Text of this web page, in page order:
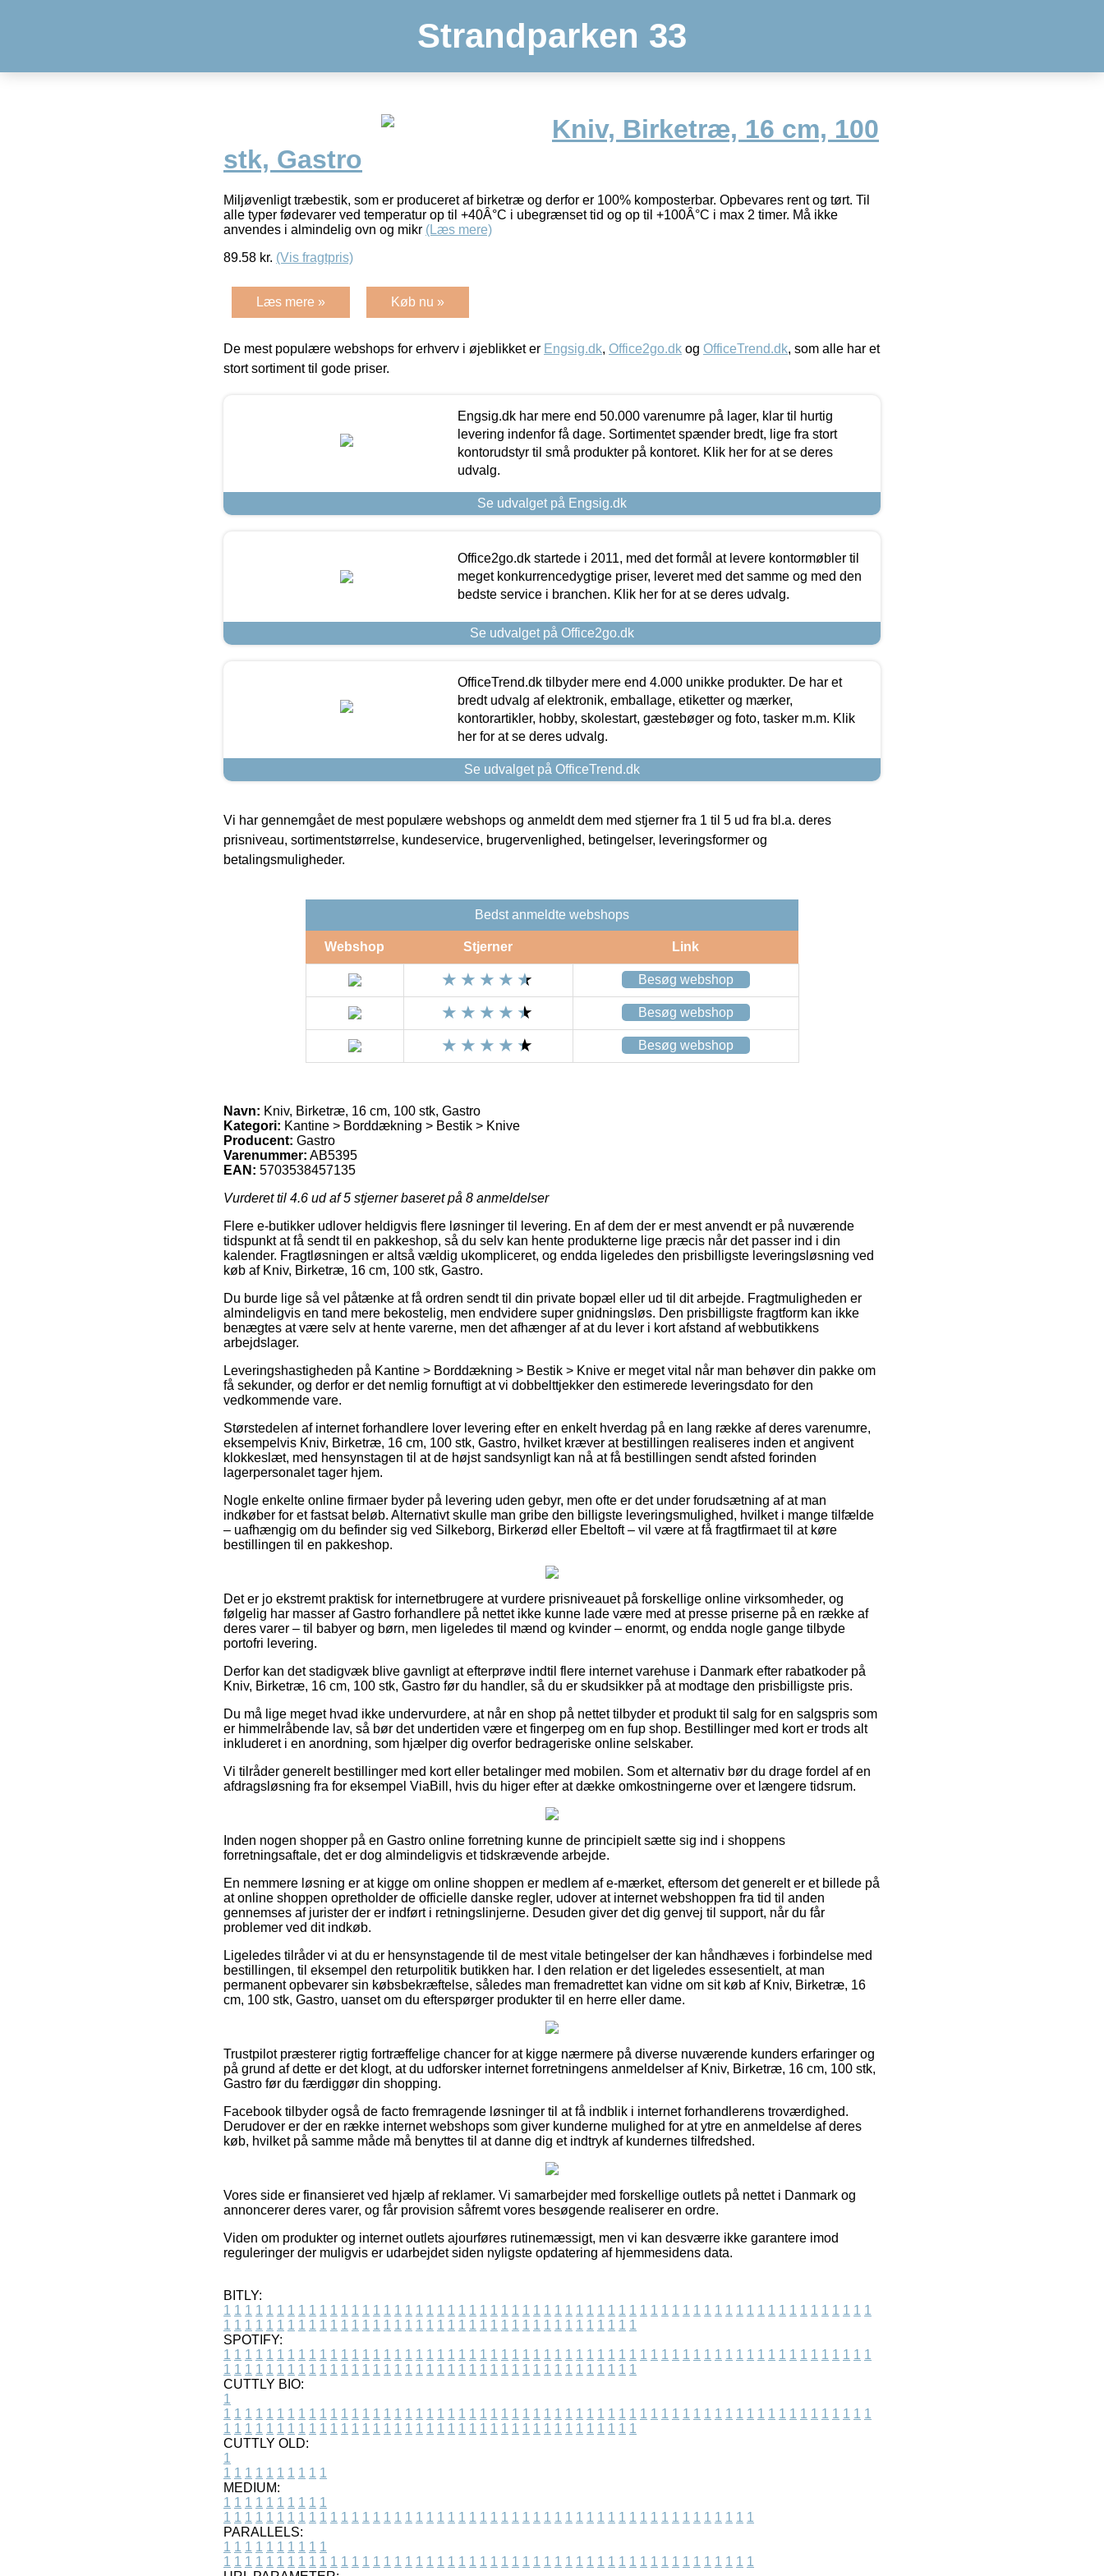
Strandparken 33
Kniv, Birketræ, 16 cm, 100
stk, Gastro
Miljøvenligt træbestik, som er produceret af birketræ og derfor er 100% komposterbar. Opbevares rent og tørt. Til
alle typer fødevarer ved temperatur op til +40Â°C i ubegrænset tid og op til +100Â°C i max 2 timer. Må ikke
anvendes i almindelig ovn og mikr (Læs mere)
89.58 kr. (Vis fragtpris)
Læs mere » Køb nu »
De mest populære webshops for erhverv i øjeblikket er Engsig.dk, Office2go.dk og OfficeTrend.dk, som alle har et
stort sortiment til gode priser.
Engsig.dk har mere end 50.000 varenumre på lager, klar til hurtig
levering indenfor få dage. Sortimentet spænder bredt, lige fra stort
kontorudstyr til små produkter på kontoret. Klik her for at se deres
udvalg.
Se udvalget på Engsig.dk
Office2go.dk startede i 2011, med det formål at levere kontormøbler til
meget konkurrencedygtige priser, leveret med det samme og med den
bedste service i branchen. Klik her for at se deres udvalg.
Se udvalget på Office2go.dk
OfficeTrend.dk tilbyder mere end 4.000 unikke produkter. De har et
bredt udvalg af elektronik, emballage, etiketter og mærker,
kontorartikler, hobby, skolestart, gæstebøger og foto, tasker m.m. Klik
her for at se deres udvalg.
Se udvalget på OfficeTrend.dk
Vi har gennemgået de mest populære webshops og anmeldt dem med stjerner fra 1 til 5 ud fra bl.a. deres
prisniveau, sortimentstørrelse, kundeservice, brugervenlighed, betingelser, leveringsformer og
betalingsmuligheder.
Bedst anmeldte webshops
Webshop Stjerner Link
Besøg webshop
Besøg webshop
Besøg webshop
Navn: Kniv, Birketræ, 16 cm, 100 stk, Gastro
Kategori: Kantine > Borddækning > Bestik > Knive
Producent: Gastro
Varenummer: AB5395
EAN: 5703538457135
Vurderet til 4.6 ud af 5 stjerner baseret på 8 anmeldelser
Flere e-butikker udlover heldigvis flere løsninger til levering. En af dem der er mest anvendt er på nuværende
tidspunkt at få sendt til en pakkeshop, så du selv kan hente produkterne lige præcis når det passer ind i din
kalender. Fragtløsningen er altså vældig ukompliceret, og endda ligeledes den prisbilligste leveringsløsning ved
køb af Kniv, Birketræ, 16 cm, 100 stk, Gastro.
Du burde lige så vel påtænke at få ordren sendt til din private bopæl eller ud til dit arbejde. Fragtmuligheden er
almindeligvis en tand mere bekostelig, men endvidere super gnidningsløs. Den prisbilligste fragtform kan ikke
benægtes at være selv at hente varerne, men det afhænger af at du lever i kort afstand af webbutikkens
arbejdslager.
Leveringshastigheden på Kantine > Borddækning > Bestik > Knive er meget vital når man behøver din pakke om
få sekunder, og derfor er det nemlig fornuftigt at vi dobbelttjekker den estimerede leveringsdato for den
vedkommende vare.
Størstedelen af internet forhandlere lover levering efter en enkelt hverdag på en lang række af deres varenumre,
eksempelvis Kniv, Birketræ, 16 cm, 100 stk, Gastro, hvilket kræver at bestillingen realiseres inden et angivent
klokkeslæt, med hensynstagen til at de højst sandsynligt kan nå at få bestillingen sendt afsted forinden
lagerpersonalet tager hjem.
Nogle enkelte online firmaer byder på levering uden gebyr, men ofte er det under forudsætning af at man
indkøber for et fastsat beløb. Alternativt skulle man gribe den billigste leveringsmulighed, hvilket i mange tilfælde
– uafhængig om du befinder sig ved Silkeborg, Birkerød eller Ebeltoft – vil være at få fragtfirmaet til at køre
bestillingen til en pakkeshop.
Det er jo ekstremt praktisk for internetbrugere at vurdere prisniveauet på forskellige online virksomheder, og
følgelig har masser af Gastro forhandlere på nettet ikke kunne lade være med at presse priserne på en række af
deres varer – til babyer og børn, men ligeledes til mænd og kvinder – enormt, og endda nogle gange tilbyde
portofri levering.
Derfor kan det stadigvæk blive gavnligt at efterprøve indtil flere internet varehuse i Danmark efter rabatkoder på
Kniv, Birketræ, 16 cm, 100 stk, Gastro før du handler, så du er skudsikker på at modtage den prisbilligste pris.
Du må lige meget hvad ikke undervurdere, at når en shop på nettet tilbyder et produkt til salg for en salgspris som
er himmelråbende lav, så bør det undertiden være et fingerpeg om en fup shop. Bestillinger med kort er trods alt
inkluderet i en anordning, som hjælper dig overfor bedrageriske online selskaber.
Vi tilråder generelt bestillinger med kort eller betalinger med mobilen. Som et alternativ bør du drage fordel af en
afdragsløsning fra for eksempel ViaBill, hvis du higer efter at dække omkostningerne over et længere tidsrum.
Inden nogen shopper på en Gastro online forretning kunne de principielt sætte sig ind i shoppens
forretningsaftale, det er dog almindeligvis et tidskrævende arbejde.
En nemmere løsning er at kigge om online shoppen er medlem af e-mærket, eftersom det generelt er et billede på
at online shoppen opretholder de officielle danske regler, udover at internet webshoppen fra tid til anden
gennemses af jurister der er indført i retningslinjerne. Desuden giver det dig genvej til support, når du får
problemer ved dit indkøb.
Ligeledes tilråder vi at du er hensynstagende til de mest vitale betingelser der kan håndhæves i forbindelse med
bestillingen, til eksempel den returpolitik butikken har. I den relation er det ligeledes essesentielt, at man
permanent opbevarer sin købsbekræftelse, således man fremadrettet kan vidne om sit køb af Kniv, Birketræ, 16
cm, 100 stk, Gastro, uanset om du efterspørger produkter til en herre eller dame.
Trustpilot præsterer rigtig fortræffelige chancer for at kigge nærmere på diverse nuværende kunders erfaringer og
på grund af dette er det klogt, at du udforsker internet forretningens anmeldelser af Kniv, Birketræ, 16 cm, 100 stk,
Gastro før du færdiggør din shopping.
Facebook tilbyder også de facto fremragende løsninger til at få indblik i internet forhandlerens troværdighed.
Derudover er der en række internet webshops som giver kunderne mulighed for at ytre en anmeldelse af deres
køb, hvilket på samme måde må benyttes til at danne dig et indtryk af kundernes tilfredshed.
Vores side er finansieret ved hjælp af reklamer. Vi samarbejder med forskellige outlets på nettet i Danmark og
annoncerer deres varer, og får provision såfremt vores besøgende realiserer en ordre.
Viden om produkter og internet outlets ajourføres rutinemæssigt, men vi kan desværre ikke garantere imod
reguleringer der muligvis er udarbejdet siden nyligste opdatering af hjemmesidens data.
BITLY:
1 1 1 1 1 1 1 1 1 1 1 1 1 1 1 1 1 1 1 1 1 1 1 1 1 1 1 1 1 1 1 1 1 1 1 1 1 1 1 1 1 1 1 1 1 1 1 1 1 1 1 1 1 1 1 1 1 1 1 1 1
1 1 1 1 1 1 1 1 1 1 1 1 1 1 1 1 1 1 1 1 1 1 1 1 1 1 1 1 1 1 1 1 1 1 1 1 1 1 1
SPOTIFY:
1 1 1 1 1 1 1 1 1 1 1 1 1 1 1 1 1 1 1 1 1 1 1 1 1 1 1 1 1 1 1 1 1 1 1 1 1 1 1 1 1 1 1 1 1 1 1 1 1 1 1 1 1 1 1 1 1 1 1 1 1
1 1 1 1 1 1 1 1 1 1 1 1 1 1 1 1 1 1 1 1 1 1 1 1 1 1 1 1 1 1 1 1 1 1 1 1 1 1 1
CUTTLY BIO:
1
1 1 1 1 1 1 1 1 1 1 1 1 1 1 1 1 1 1 1 1 1 1 1 1 1 1 1 1 1 1 1 1 1 1 1 1 1 1 1 1 1 1 1 1 1 1 1 1 1 1 1 1 1 1 1 1 1 1 1 1 1
1 1 1 1 1 1 1 1 1 1 1 1 1 1 1 1 1 1 1 1 1 1 1 1 1 1 1 1 1 1 1 1 1 1 1 1 1 1 1
CUTTLY OLD:
1
1 1 1 1 1 1 1 1 1 1
MEDIUM:
1 1 1 1 1 1 1 1 1 1
1 1 1 1 1 1 1 1 1 1 1 1 1 1 1 1 1 1 1 1 1 1 1 1 1 1 1 1 1 1 1 1 1 1 1 1 1 1 1 1 1 1 1 1 1 1 1 1 1 1
PARALLELS:
1 1 1 1 1 1 1 1 1 1
1 1 1 1 1 1 1 1 1 1 1 1 1 1 1 1 1 1 1 1 1 1 1 1 1 1 1 1 1 1 1 1 1 1 1 1 1 1 1 1 1 1 1 1 1 1 1 1 1 1